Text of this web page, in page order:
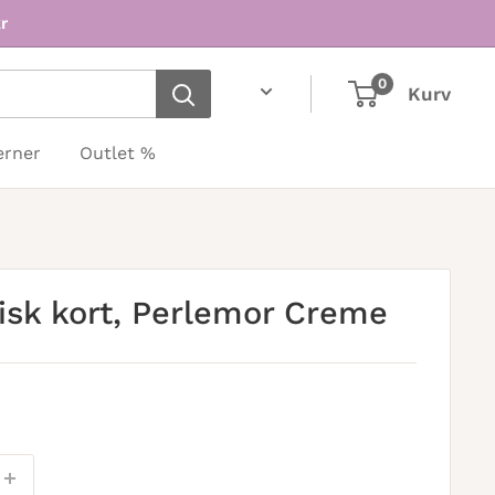
0 Kurv
Outlet %
kort, Perlemor Creme